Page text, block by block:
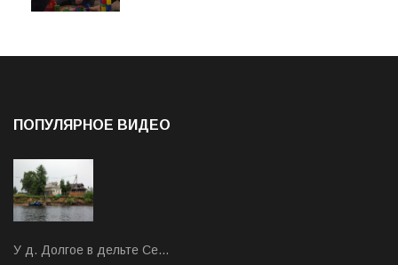
ПОПУЛЯРНОЕ ВИДЕО
У д. Долгое в дельте Се…